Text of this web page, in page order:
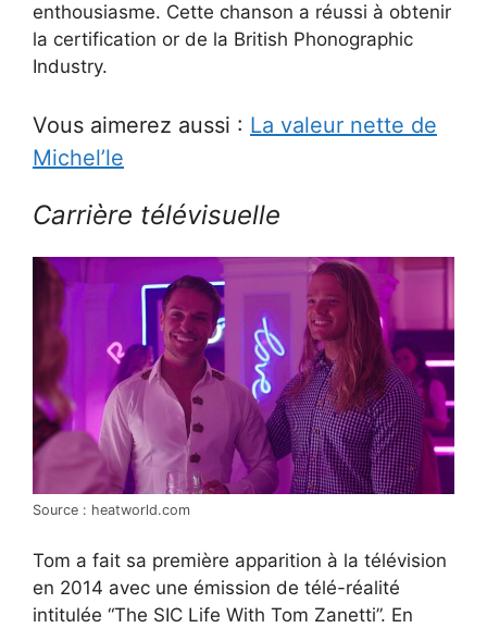
enthousiasme. Cette chanson a réussi à obtenir
la certification or de la British Phonographic
Industry.
Vous aimerez aussi : La valeur nette de
Michel’le
Carrière télévisuelle
Source : heatworld.com
Tom a fait sa première apparition à la télévision
en 2014 avec une émission de télé-réalité
intitulée “The SIC Life With Tom Zanetti”. En